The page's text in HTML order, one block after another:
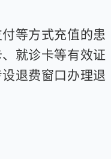
等方式充值的患
就诊卡等有效证
退费窗口办理退